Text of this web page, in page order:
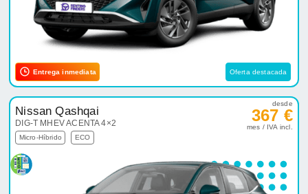
Entrega inmediata Oferta destacada
Nissan Qashqai
DIG-T MHEV ACENTA 4×2
Micro-Híbrido ECO
desde
367 €
mes / IVA incl.